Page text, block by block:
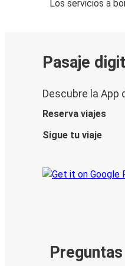
Los servicios a
Pasaje
Descubre la App
Reserva viajes
Sigue tu viaje